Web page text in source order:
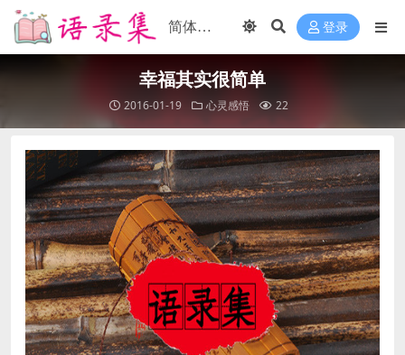
登录
幸福其实很简单
2016-01-19 心灵感悟 22